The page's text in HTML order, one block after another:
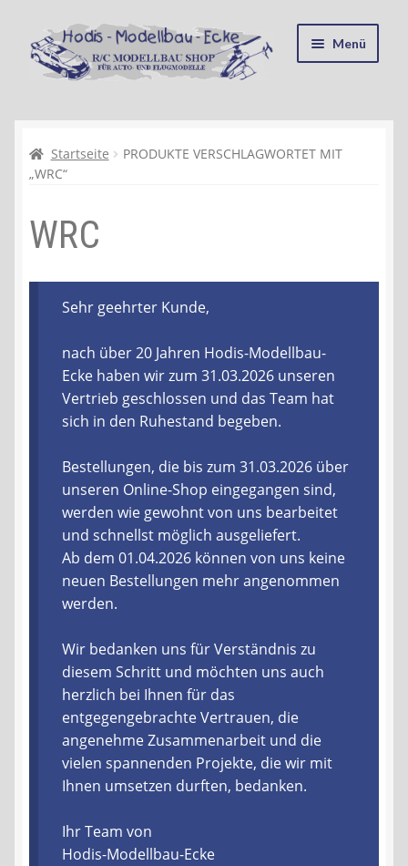
Zur
Navigation
springen
Zum
Inhalt
springen
Menü
Kasse
Recycling, Entsorgung und Umwelt
Shop
Warenkorb
Ablauf einer Bestellung
Zahlungsarten
Lieferzeit & Verfügbarkeit
Gutschein
Batterien- und Akku Verordnung
Elektro- und Elektronikgeräte Verordnung
Öle- und Schmierstoff Verordnung
Vereine & Foren
Kontakt
Startseite
PRODUKTE VERSCHLAGWORTET MIT
„WRC“
WRC
Sehr geehrter Kunde,
nach über 20 Jahren Hodis-Modellbau-
Ecke haben wir zum 31.03.2026 unseren
Vertrieb geschlossen und das Team hat
sich in den Ruhestand begeben.
Bestellungen, die bis zum 31.03.2026 über
unseren Online-Shop eingegangen sind,
werden wie gewohnt von uns bearbeitet
und schnellst möglich ausgeliefert.
Ab dem 01.04.2026 können von uns keine
neuen Bestellungen mehr angenommen
werden.
Wir bedanken uns für Verständnis zu
diesem Schritt und möchten uns auch
herzlich bei Ihnen für das
entgegengebrachte Vertrauen, die
angenehme Zusammenarbeit und die
vielen spannenden Projekte, die wir mit
Ihnen umsetzen durften, bedanken.
Ihr Team von
Hodis-Modellbau-Ecke